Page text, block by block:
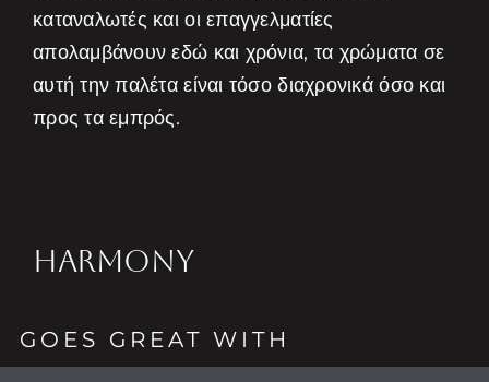
καταναλωτές και οι επαγγελματίες
απολαμβάνουν εδώ και χρόνια, τα χρώματα σε
αυτή την παλέτα είναι τόσο διαχρονικά όσο και
προς τα εμπρός.
HARMONY
GOES GREAT WITH